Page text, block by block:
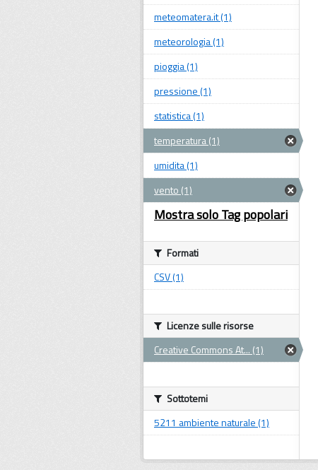
meteomatera.it (1)
meteorologia (1)
pioggia (1)
pressione (1)
statistica (1)
temperatura (1)
umidita (1)
vento (1)
Mostra solo Tag popolari
Formati
CSV (1)
Licenze sulle risorse
Creative Commons At... (1)
Sottotemi
5211 ambiente naturale (1)